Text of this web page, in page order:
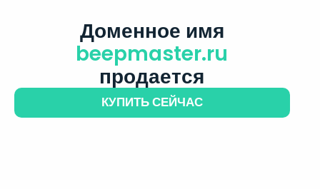
Доменное имя
beepmaster.ru
продается
КУПИТЬ СЕЙЧАС